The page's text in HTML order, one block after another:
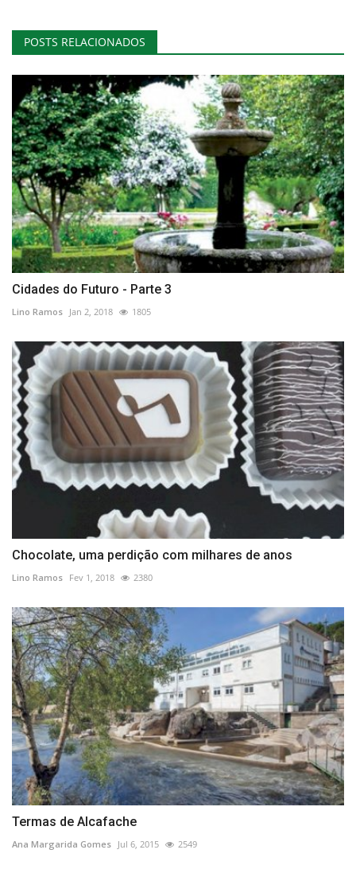
POSTS RELACIONADOS
Cidades do Futuro - Parte 3
Lino Ramos Jan 2, 2018 1805
Chocolate, uma perdição com milhares de anos
Lino Ramos Fev 1, 2018 2380
Termas de Alcafache
Ana Margarida Gomes Jul 6, 2015 2549